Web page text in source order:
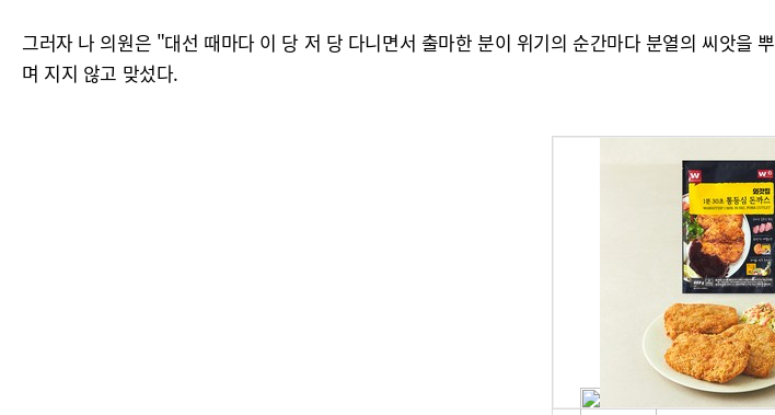
그러자 나 의원은 "대선 때마다 이 당 저 당 다니면서 출마한 분이 위기의 순간마다 분열의 씨앗
며 지지 않고 맞섰다.